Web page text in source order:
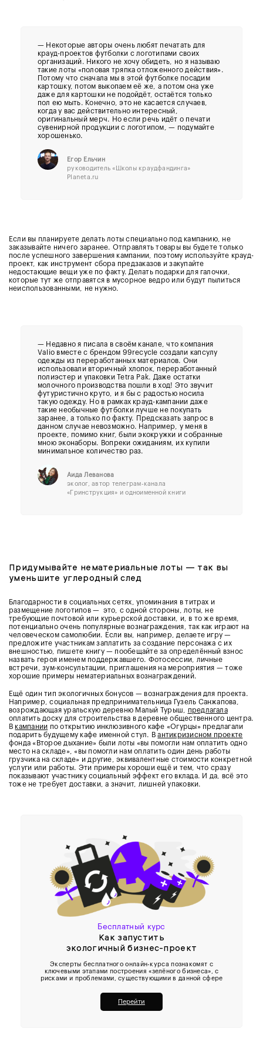
— Некоторые авторы очень любят печатать для
крауд-проектов футболки с логотипами своих
организаций. Никого не хочу обидеть, но я называю
такие лоты «половая тряпка отложенного действия».
Потому что сначала мы в этой футболке посадим
картошку, потом выкопаем её же, а потом она уже
даже для картошки не подойдёт, остаётся только
пол ею мыть. Конечно, это не касается случаев,
когда у вас действительно интересный,
оригинальный мерч. Но если речь идёт о печати
сувенирной продукции с логотипом, — подумайте
хорошенько.
Егор Ельчин
руководитель «Школы краудфандинга»
Planeta.ru
Если вы планируете делать лоты специально под кампанию, не
заказывайте ничего заранее. Отправлять товары вы будете только
после успешного завершения кампании, поэтому используйте крауд-
проект, как инструмент сбора предзаказов и закупайте
недостающие вещи уже по факту. Делать подарки для галочки,
которые тут же отправятся в мусорное ведро или будут пылиться
неиспользованными, не нужно.
— Недавно я писала в своём канале, что компания
Valio вместе с брендом 99recycle создали капсулу
одежды из переработанных материалов. Они
использовали вторичный хлопок, переработанный
полиэстер и упаковки Tetra Pak. Даже остатки
молочного производства пошли в ход! Это звучит
футуристично круто, и я бы с радостью носила
такую одежду. Но в рамках крауд-кампании даже
такие необычные футболки лучше не покупать
заранее, а только по факту. Предсказать запрос в
данном случае невозможно. Например, у меня в
проекте, помимо книг, были экокружки и собранные
мною эконаборы. Вопреки ожиданиям, их купили
минимальное количество раз.
Аида Леванова
эколог, автор телеграм-канала
«Гринструкция» и одноименной книги
Придумывайте нематериальные лоты — так вы
уменьшите углеродный след
Благодарности в социальных сетях, упоминания в титрах и
размещение логотипов — это, с одной стороны, лоты, не
требующие почтовой или курьерской доставки, и, в то же время,
потенциально очень популярные вознаграждения, так как играют на
человеческом самолюбии. Если вы, например, делаете игру —
предложите участникам заплатить за создание персонажа с их
внешностью, пишете книгу — пообещайте за определённый взнос
назвать героя именем поддержавшего. Фотосессии, личные
встречи, зум-консультации, приглашения на мероприятия — тоже
хорошие примеры нематериальных вознаграждений.
Ещё один тип экологичных бонусов — вознаграждения для проекта.
Например, социальная предпринимательница Гузель Санжапова,
возрождающая уральскую деревню Малый Турыш,
предлагала
оплатить доску для строительства в деревне общественного центра.
В кампании по открытию инклюзивного кафе «Огурцы» предлагали
подарить будущему кафе именной стул. Вантикризисном проекте
фонда «Второе дыхание» были лоты «вы помогли нам оплатить одно
место на складе», «вы помогли нам оплатить один день работы
грузчика на складе» и другие, эквивалентные стоимости конкретной
услуги или работы. Эти примеры хороши ещё и тем, что сразу
показывают участнику социальный эффект его вклада. И да, всё это
тоже не требует доставки, а значит, лишней упаковки.
Бесплатный курс
Как запустить
экологичный бизнес-проект
Эксперты бесплатного онлайн-курса познакомят с
ключевыми этапами построения «зелёного бизнеса», с
рисками и проблемами, существующими в данной сфере
Перейти